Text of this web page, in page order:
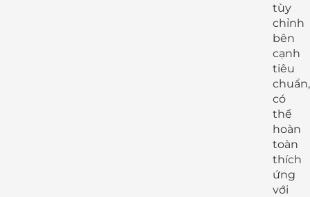
tùy
chỉnh
bên
cạnh
tiêu
chuẩn,
có
thể
hoàn
toàn
thích
ứng
với